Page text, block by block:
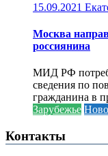
15.09.2021
Москва
россиянина
МИД РФ
сведения по
гражданина в
Зарубежье
Контакты